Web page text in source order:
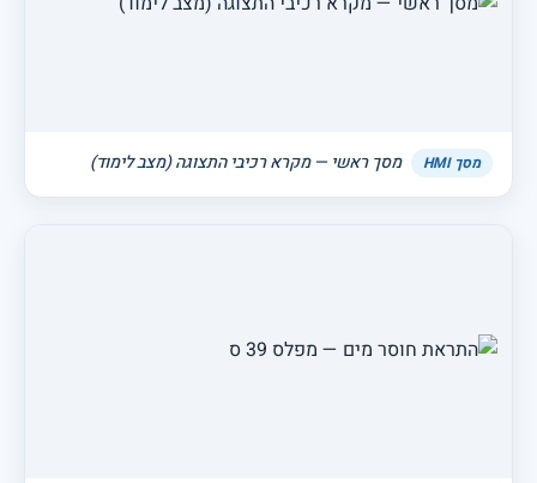
מסך HMI מסך ראשי — מקרא רכיבי התצוגה (מצב לימוד)